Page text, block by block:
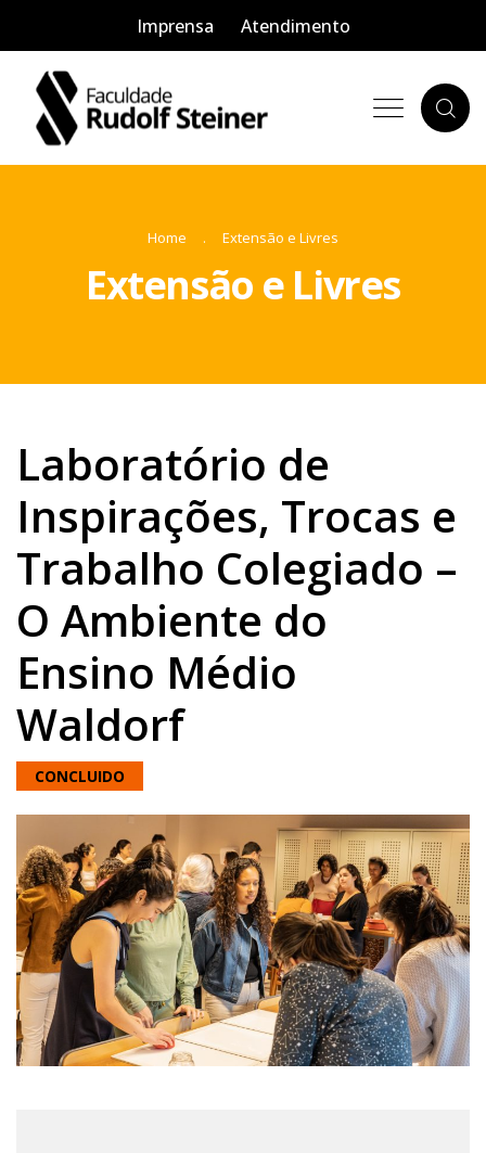
Imprensa Atendimento
Home Extensão e Livres
Extensão e Livres
Laboratório de
Inspirações, Trocas e
Trabalho Colegiado –
O Ambiente do
Ensino Médio
Waldorf
CONCLUIDO